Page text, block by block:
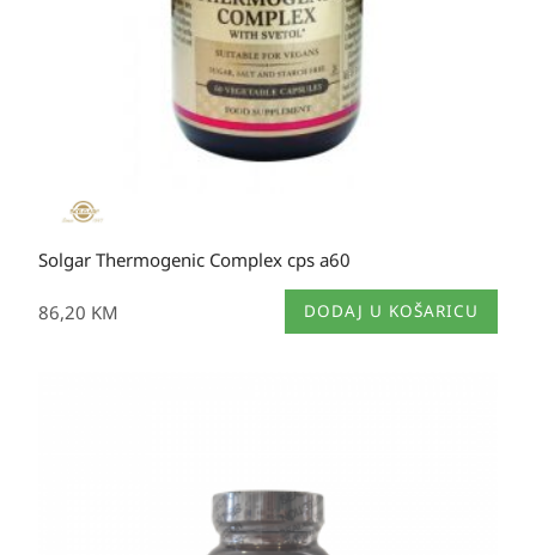
Solgar Thermogenic Complex cps a60
86,20 KM DODAJ U KOŠARICU